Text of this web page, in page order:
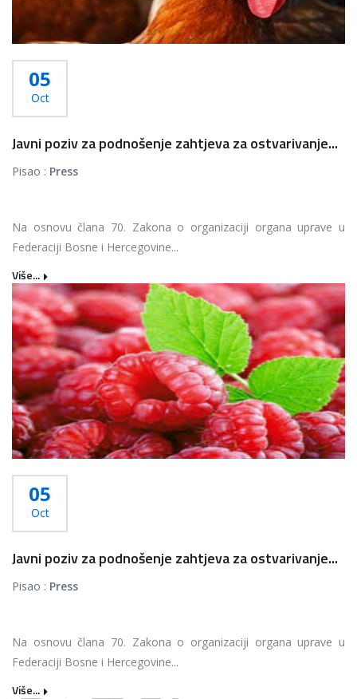
05
Oct
Javni poziv za podnošenje zahtjeva za ostvarivanje...
Pisao : Press
Na osnovu člana 70. Zakona o organizaciji organa uprave u
Federaciji Bosne i Hercegovine...
Više...
05
Oct
Javni poziv za podnošenje zahtjeva za ostvarivanje...
Pisao : Press
Na osnovu člana 70. Zakona o organizaciji organa uprave u
Federaciji Bosne i Hercegovine...
Više...